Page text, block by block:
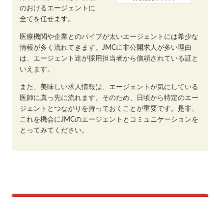
のおけるエージェントに
全てを任せます。
医療機関や企業とのパイプが太いエージェントには希少な
情報が多く流れてきます。JMCに非公開求人が多い理由
は、エージェント達が採用担当者から信頼されている証と
いえます。
また、美味しい求人情報は、エージェントが気にしている
医師に真っ先に流れます。そのため、日頃から特定のエー
ジェントとつながりを持っておくことが重要です。是非、
これを機会にJMCのエージェントとコミュニケーションを
とってみてください。